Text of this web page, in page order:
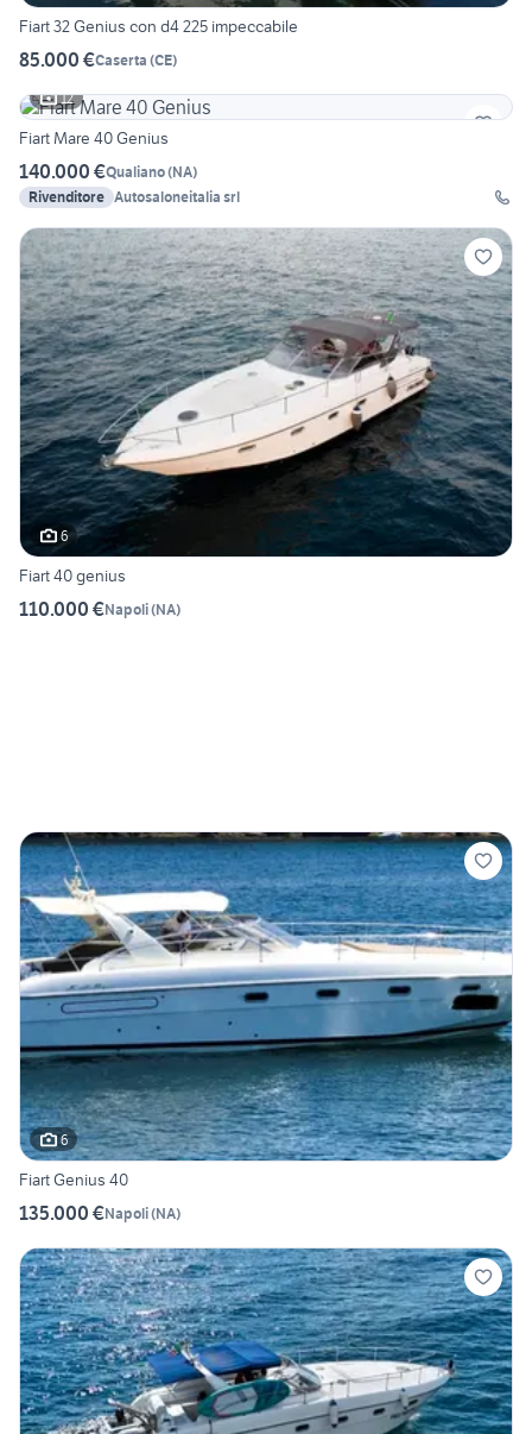
Fiart 32 Genius con d4 225 impeccabile
85.000 €Caserta (CE)
12
Fiart Mare 40 Genius
140.000 €Qualiano(NA)
Rivenditore Autosaloneitalia srl
6
Fiart 40 genius
110.000 €Napoli(NA)
6
Fiart Genius 40
135.000 €Napoli(NA)